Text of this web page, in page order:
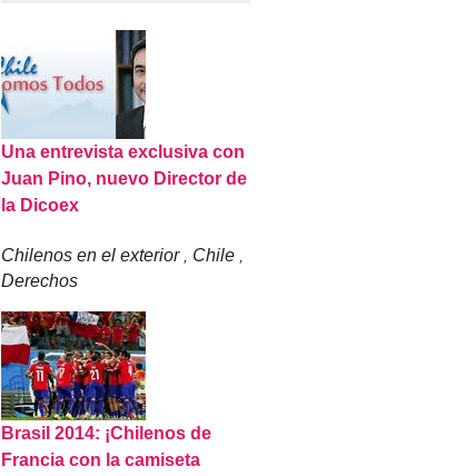
Una entrevista exclusiva con
Juan Pino, nuevo Director de
la Dicoex
Chilenos en el exterior, Chile ,
Derechos
Brasil 2014: ¡Chilenos de
Francia con la camiseta